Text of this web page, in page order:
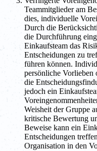
Teammitglieder am
dies, individuelle
Durch die
die Durchführung
Einkaufsteam das
Entscheidungen zu
führen können.
persönliche Vorlieben
die
jedoch ein
Weisheit der Gruppe
kritische Bewertung
Beweise kann ein
Entscheidungen
Organisation in den